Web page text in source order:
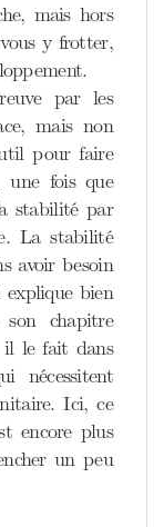
mais hors
y frotter,
par les
mais non
pour faire
une fois que
stabilité par
La stabilité
avoir besoin
explique bien
chapitre
il le fait dans
nécessitent
Ici, ce
encore plus
un peu